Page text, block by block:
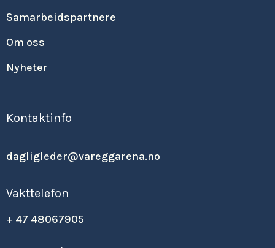
Samarbeidspartnere
Om oss
Nyheter
Kontaktinfo
dagligleder@vareggarena.no
Vakttelefon
+ 47 48067905